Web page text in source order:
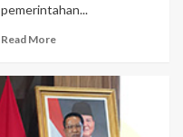
pemerintahan...
Read More